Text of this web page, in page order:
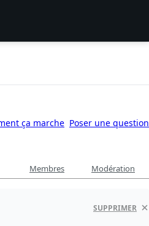
ça marche Poser une question
Membres Modération
SUPPRIMER